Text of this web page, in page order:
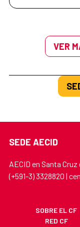
VER
SEDE AECID
AECID en Santa
(+591-3) 3328820 |
SOBRE EL CF
RED CF